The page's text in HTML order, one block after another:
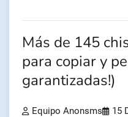
Más de 145
para copiar y
garantizadas!)
Equipo Anonsms 15